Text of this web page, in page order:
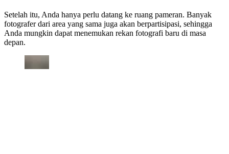
Setelah itu, Anda hanya perlu datang ke ruang pameran. Banyak
fotografer dari area yang sama juga akan berpartisipasi, sehingga
Anda mungkin dapat menemukan rekan fotografi baru di masa
depan.